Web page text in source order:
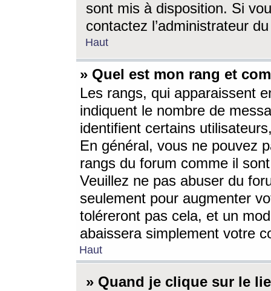
sont mis à disposition. Si
contactez l’administrateur
Haut
» Quel est mon rang et
Les rangs, qui apparaissent
indiquent le nombre de
identifient certains
En général, vous ne pouvez
rangs du forum comme il
Veuillez ne pas abuser du
seulement pour augmenter
toléreront pas cela, et un
abaissera simplement votre
Haut
» Quand je clique sur le